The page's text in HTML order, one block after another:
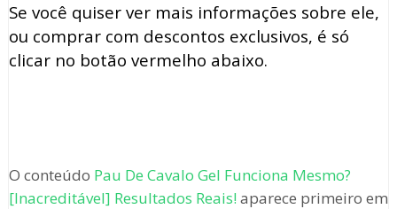
Se você quiser ver mais informações sobre ele,
ou comprar com descontos exclusivos, é só
clicar no botão vermelho abaixo.
O conteúdo Pau De Cavalo Gel Funciona Mesmo?
[Inacreditável] Resultados Reais! aparece primeiro em